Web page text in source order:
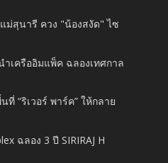
ม่สุนารี ควง "น้องสงัด" ไซ
เครืออิมแพ็ค ฉลองเทศกาล
ที่ “ริเวอร์ พาร์ค” ให้กลาย
ฉลอง 3 ปี SIRIRAJ H